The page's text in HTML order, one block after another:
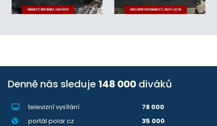
NÁMĚSTÍ REPUBLIKY, HAVÍŘOV MASARYKOVO NÁMĚSTÍ, NOVÝ JIČÍN
Denně nás sleduje 148 000 diváků
televizní vysílání
78 000
portál polar.cz
35 000